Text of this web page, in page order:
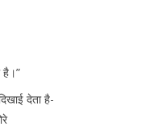
है।”
देता है-